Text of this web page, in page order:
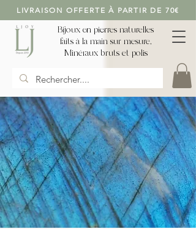
LIVRAISON OFFERTE À PARTIR DE 70€
Bijoux en pierres naturelles
faits à la main sur mesure,
Minéraux bruts et polis